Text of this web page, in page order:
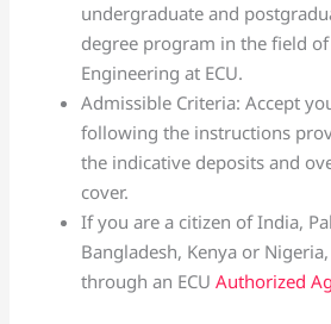
undergraduate and
degree program in the field
Engineering at ECU.
Admissible Criteria: Accept
following the instructions
the indicative deposits and
cover.
If you are a citizen of India,
Bangladesh, Kenya or
through an ECUAuthorized